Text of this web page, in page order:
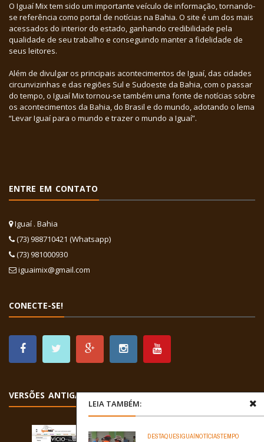
LEIA TAMBÉM:
DESTAQUESIGUAÍNOTÍCIASTEMPO
O Iguaí Mix tem sido um importante veículo de informação, tornando-
se referência como portal de notícias na Bahia. O site é um dos mais
acessados do interior do estado, ganhando credibilidade pela
qualidade de seu trabalho e conseguindo manter a fidelidade de
seus leitores.
Além de divulgar os principais acontecimentos de Iguaí, das cidades
circunvizinhas e das regiões Sul e Sudoeste da Bahia, com o passar
do tempo, o Iguaí Mix tornou-se também uma fonte de notícias sobre
os acontecimentos da Bahia, do Brasil e do mundo, adotando o lema
“Levar Iguaí para o mundo e trazer o mundo a Iguaí”.
ENTRE EM CONTATO
Iguaí . Bahia
(73) 988710421 (Whatsapp)
(73) 981000930
iguaimix@gmail.com
CONECTE-SE!
VERSÕES ANTIGAS